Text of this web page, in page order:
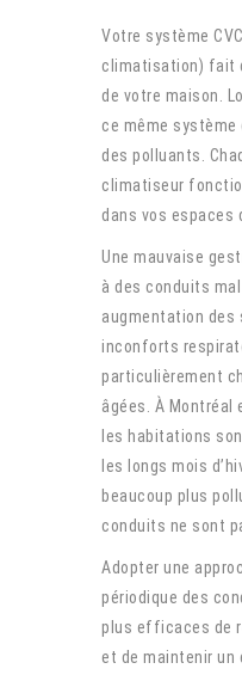
Votre système
climatisation) fait
de votre maison.
ce même
des polluants.
climatiseur
dans vos espaces
Une mauvaise
à des conduits
augmentation des
inconforts
particulièrement
âgées. À Montréal
les habitations
les longs mois
beaucoup plus
conduits ne sont
Adopter une
périodique des
plus efficaces de
et de maintenir un